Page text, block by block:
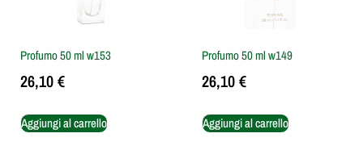
Profumo 50 ml w153
26,10€
Aggiungi al carrello
Profumo 50 ml w149
26,10€
Aggiungi al carrello